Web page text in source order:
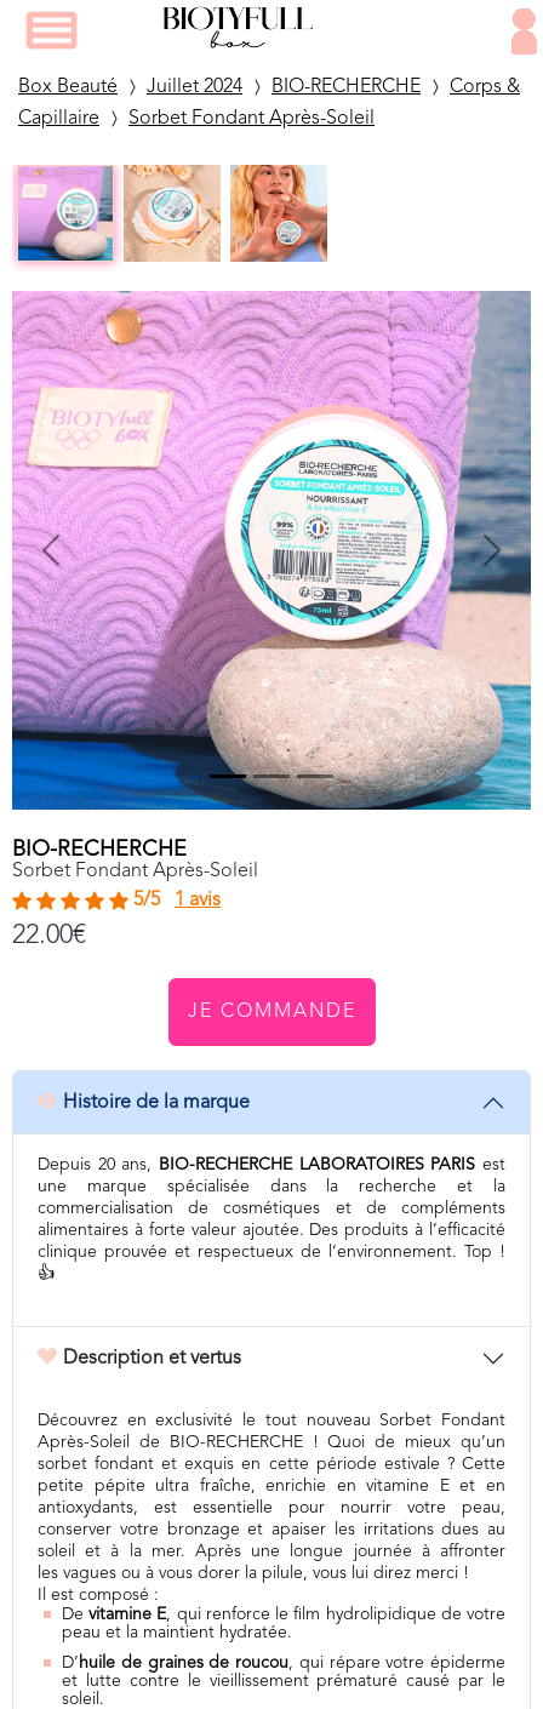
Box Beauté Juillet 2024 BIO-RECHERCHE
Corps &
Capillaire
Sorbet Fondant Après-Soleil
Previous Next
BIO-RECHERCHE
Sorbet Fondant Après-Soleil
5/5
1 avis
22.00€
JE COMMANDE
Histoire de la marque
Depuis 20 ans, BIO-RECHERCHE LABORATOIRES PARIS est
une marque spécialisée dans la recherche et la
commercialisation de cosmétiques et de compléments
alimentaires à forte valeur ajoutée. Des produits à l’efficacité
clinique prouvée et respectueux de l’environnement. Top !
👍
Description et vertus
Découvrez en exclusivité le tout nouveau Sorbet Fondant
Après-Soleil de BIO-RECHERCHE ! Quoi de mieux qu’un
sorbet fondant et exquis en cette période estivale ? Cette
petite pépite ultra fraîche, enrichie en vitamine E et en
antioxydants, est essentielle pour nourrir votre peau,
conserver votre bronzage et apaiser les irritations dues au
soleil et à la mer. Après une longue journée à affronter
les vagues ou à vous dorer la pilule, vous lui direz merci !
Il est composé :
Devitamine E, qui renforce le film hydrolipidique de votre
peau et la maintient hydratée.
D’ huile de graines de roucou, qui répare votre épiderme
et lutte contre le vieillissement prématuré causé par le
soleil.